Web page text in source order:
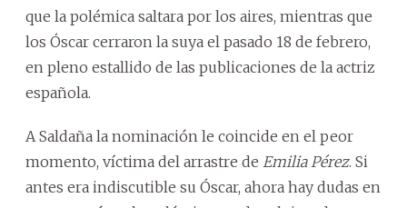
que la polémica saltara por los aires, mientras que
los Óscar cerraron la suya el pasado 18 de febrero,
en pleno estallido de las publicaciones de la actriz
española.
A Saldaña la nominación le coincide en el peor
momento, víctima del arrastre de Emilia Pérez. Si
antes era indiscutible su Óscar, ahora hay dudas en